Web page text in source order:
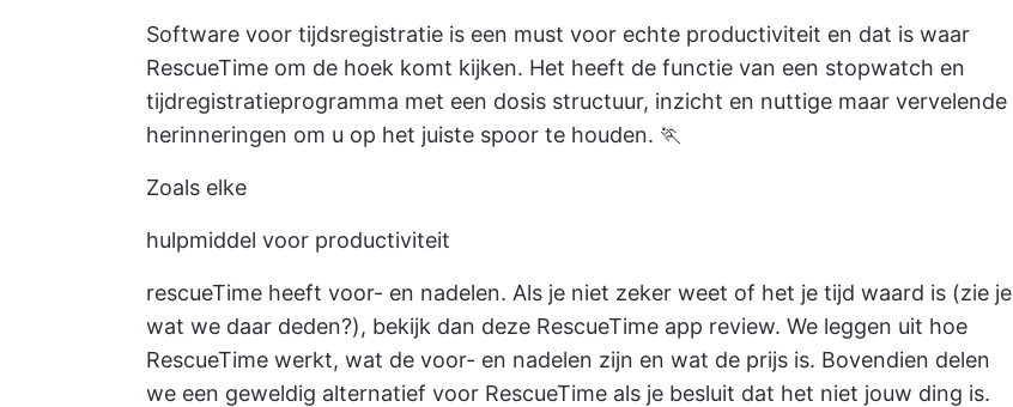
Software voor tijdsregistratie is een must voor echte productiviteit en dat is waar
RescueTime om de hoek komt kijken. Het heeft de functie van een stopwatch en
tijdregistratieprogramma met een dosis structuur, inzicht en nuttige maar vervelende
herinneringen om u op het juiste spoor te houden. 🏃
Zoals elke
hulpmiddel voor productiviteit
rescueTime heeft voor- en nadelen. Als je niet zeker weet of het je tijd waard is (zie je
wat we daar deden?), bekijk dan deze RescueTime app review. We leggen uit hoe
RescueTime werkt, wat de voor- en nadelen zijn en wat de prijs is. Bovendien delen
we een geweldig alternatief voor RescueTime als je besluit dat het niet jouw ding is.